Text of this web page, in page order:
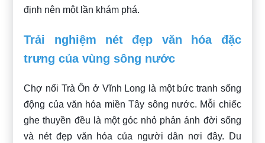
định nên một lần khám phá.
Trải nghiệm nét đẹp văn hóa đặc
trưng của vùng sông nước
Chợ nổi Trà Ôn ở Vĩnh Long là một bức tranh sống
động của văn hóa miền Tây sông nước. Mỗi chiếc
ghe thuyền đều là một góc nhỏ phản ánh đời sống
và nét đẹp văn hóa của người dân nơi đây. Du